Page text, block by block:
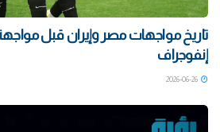
تاريخ مواجهات مصر وإيران قبل
إنفوجراف